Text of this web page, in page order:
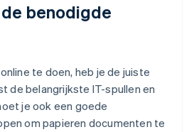
benodigde
te doen, heb je de juiste
de belangrijkste IT-spullen en
je ook een goede
om papieren documenten te